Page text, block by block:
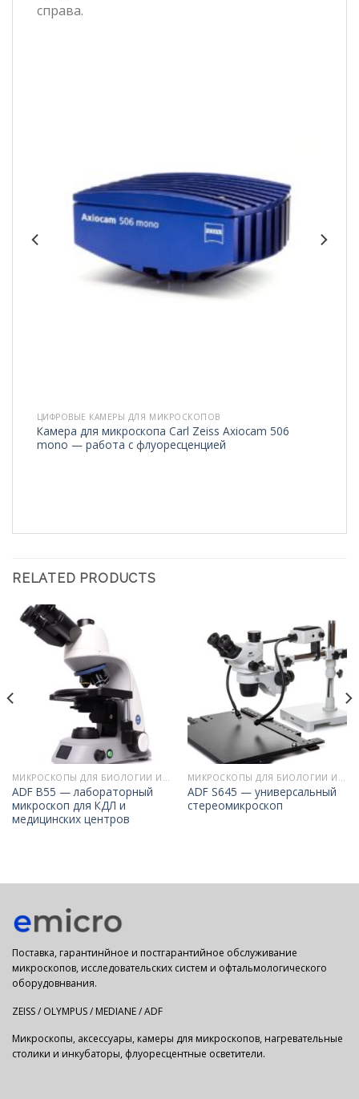
справа.
ЦИФРОВЫЕ КАМЕРЫ ДЛЯ МИКРОСКОПОВ
Камера для микроскопа ADF Ultra 09
RELATED PRODUCTS
МИКРОСКОПЫ ДЛЯ БИОЛОГИИ И МЕДИЦИНЫ
ADF B55 — лабораторный
микроскоп для КДЛ и
медицинских центров
МИКРОСКОПЫ ДЛЯ БИОЛОГИИ И МЕДИЦИНЫ
ADF S645 — универсальный
стереомикроскоп
Поставка, гарантинйное и постгарантийное обслуживание
микроскопов, исследовательских систем и офтальмологического
оборудовнвания.
ZEISS / OLYMPUS / MEDIANE / ADF
Микроскопы, аксессуары, камеры для микроскопов, нагревательные
столики и инкубаторы, флуоресцентные осветители.